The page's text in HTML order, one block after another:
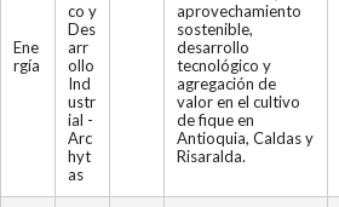
Ene
rgía
co y
Des
arr
ollo
Ind
ustr
ial -
Arc
hyt
as
aprovechamiento
sostenible,
desarrollo
tecnológico y
agregación de
valor en el cultivo
de fique en
Antioquia, Caldas y
Risaralda.